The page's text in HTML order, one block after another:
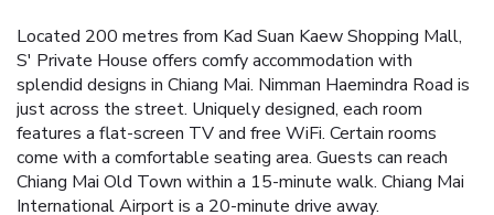
Located 200 metres from Kad Suan Kaew Shopping Mall,
S' Private House offers comfy accommodation with
splendid designs in Chiang Mai. Nimman Haemindra Road is
just across the street. Uniquely designed, each room
features a flat-screen TV and free WiFi. Certain rooms
come with a comfortable seating area. Guests can reach
Chiang Mai Old Town within a 15-minute walk. Chiang Mai
International Airport is a 20-minute drive away.